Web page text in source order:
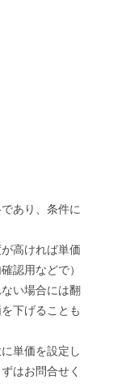
あり、条件に
高ければ単価
認用などで）
い場合には翻
下げることも
単価を設定し
はお問合せく